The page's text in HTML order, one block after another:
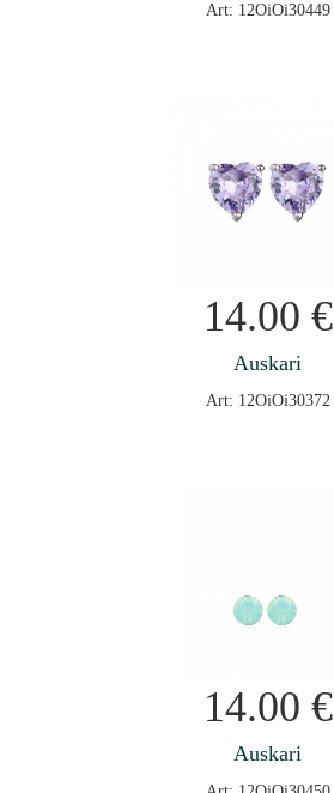
Art: 12OiOi30449
14.00 €
Auskari
Art: 12OiOi30372
14.00 €
Auskari